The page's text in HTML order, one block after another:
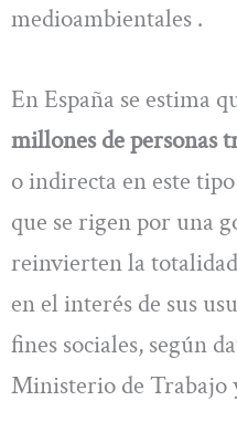
medioambientales .
En España se estima
millones de personas
o indirecta en este
que se rigen por una
reinvierten la
en el interés de sus
fines sociales, según
Ministerio de Trabajo